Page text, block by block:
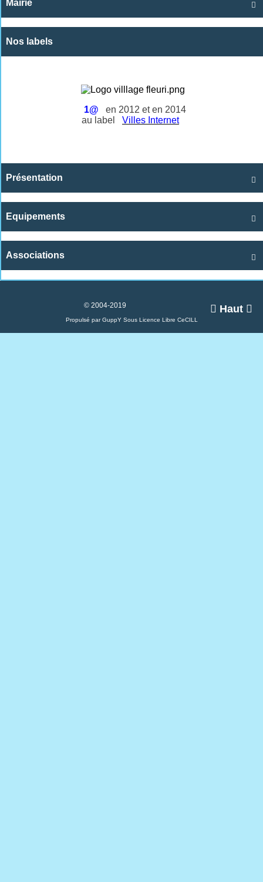

Mairie
Nos labels
1@
en 2012 et en 2014
au label
Villes Internet

Présentation

Equipements

Associations
 Haut 
© 2004-2019
Propulsé par GuppY Sous Licence Libre CeCILL